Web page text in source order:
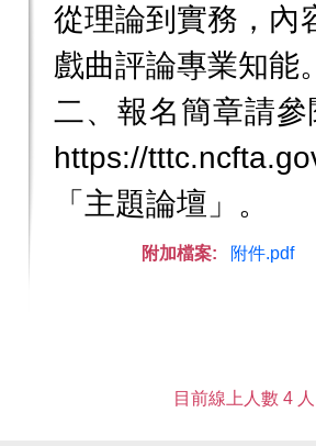
從理論到實務，內
戲曲評論專業知能。
二、報名簡章請
https://
「主題論壇」。
附加檔案:
附件.pdf
目前線上人數 4 人